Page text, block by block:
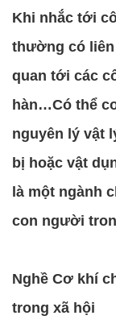
Khi nhắc tới
thường có
quan tới các
hàn…Có thể
nguyên lý vật
bị hoặc vật
là một ngành
con người
Nghề Cơ khí
trong xã hội